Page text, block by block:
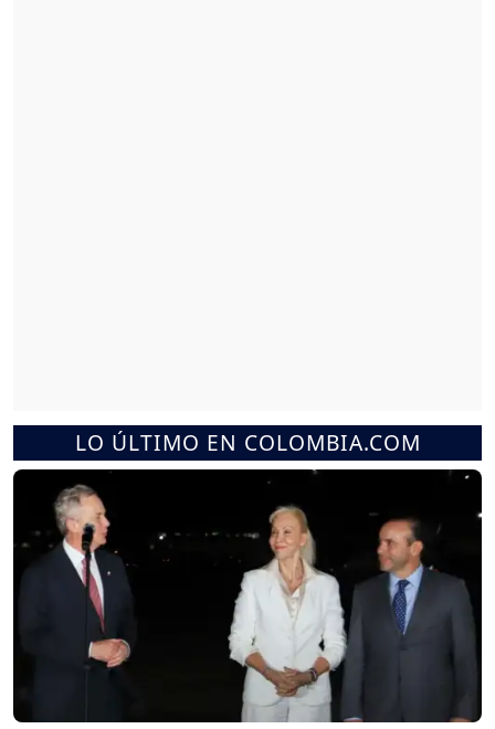
LO ÚLTIMO EN COLOMBIA.COM